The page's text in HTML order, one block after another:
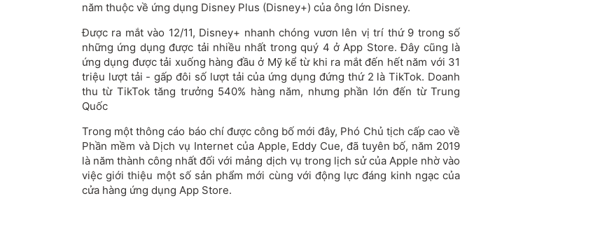
năm thuộc về ứng dụng Disney Plus (Disney+) của ông lớn Disney.
Được ra mắt vào 12/11, Disney+ nhanh chóng vươn lên vị trí thứ 9 trong số
những ứng dụng được tải nhiều nhất trong quý 4 ở App Store. Đây cũng là
ứng dụng được tải xuống hàng đầu ở Mỹ kể từ khi ra mắt đến hết năm với 31
triệu lượt tải - gấp đôi số lượt tải của ứng dụng đứng thứ 2 là TikTok. Doanh
thu từ TikTok tăng trưởng 540% hàng năm, nhưng phần lớn đến từ Trung
Quốc
Trong một thông cáo báo chí được công bố mới đây, Phó Chủ tịch cấp cao về
Phần mềm và Dịch vụ Internet của Apple, Eddy Cue, đã tuyên bố, năm 2019
là năm thành công nhất đối với mảng dịch vụ trong lịch sử của Apple nhờ vào
việc giới thiệu một số sản phẩm mới cùng với động lực đáng kinh ngạc của
cửa hàng ứng dụng App Store.